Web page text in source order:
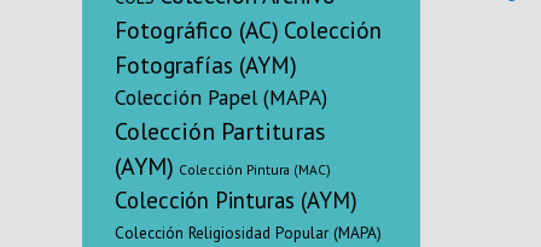
Fotográfico (AC) Colección
Fotografías (AYM)
Colección Papel (MAPA)
Colección Partituras
(AYM) Colección Pintura (MAC)
Colección Pinturas (AYM)
Colección Religiosidad Popular (MAPA)